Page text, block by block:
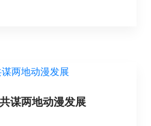
谋两地动漫发展